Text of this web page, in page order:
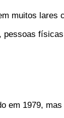
muitos lares
em 1979,